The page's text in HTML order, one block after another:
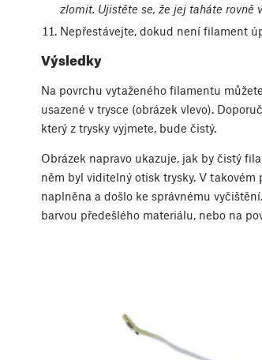
zlomit. Ujistěte se, že jej taháte rovně
Nepřestávejte, dokud není filament
Výsledky
Na povrchu vytaženého filamentu
usazené v trysce (obrázek vlevo).
který z trysky vyjmete, bude čistý.
Obrázek napravo ukazuje, jak by čistý
něm byl viditelný otisk trysky. V
naplněna a došlo ke správnému
barvou předešlého materiálu, nebo na